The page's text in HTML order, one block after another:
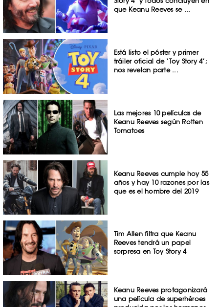
que Keanu Reeves se ...
Está listo el póster y primer
tráiler oficial de ‘Toy Story 4’;
nos revelan parte ...
Las mejores 10 películas de
Keanu Reeves según Rotten
Tomatoes
Keanu Reeves cumple hoy 55
años y hay 10 razones por las
que es el hombre del 2019
Tim Allen filtra que Keanu
Reeves tendrá un papel
sorpresa en Toy Story 4
Keanu Reeves protagonizará
una película de superhéroes